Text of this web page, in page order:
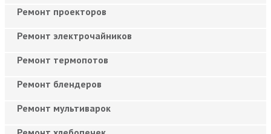
Ремонт проекторов
Ремонт электрочайников
Ремонт термопотов
Ремонт блендеров
Ремонт мультиварок